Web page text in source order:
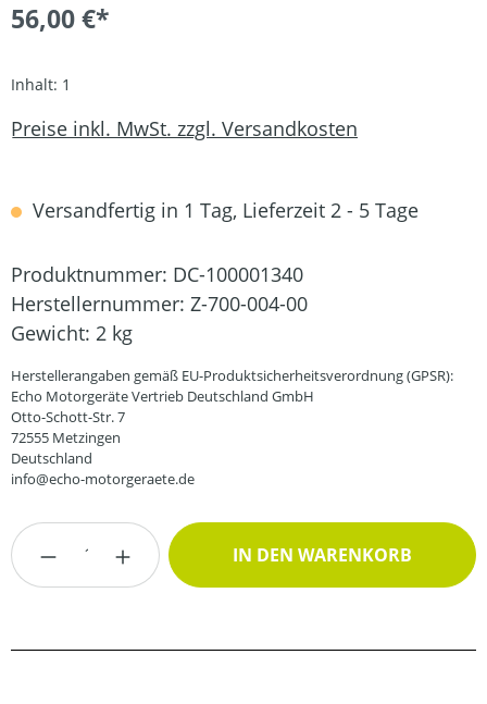
56,00 €*
Inhalt: 1
Preise inkl. MwSt. zzgl. Versandkosten
Versandfertig in 1 Tag, Lieferzeit 2 - 5 Tage
Produktnummer: DC-100001340
Herstellernummer: Z-700-004-00
Gewicht: 2 kg
Herstellerangaben gemäß EU-Produktsicherheitsverordnung (GPSR):
Echo Motorgeräte Vertrieb Deutschland GmbH
Otto-Schott-Str. 7
72555 Metzingen
Deutschland
info@echo-motorgeraete.de
Produkt Anzahl: Gib den gewünschten
IN DEN WARENKORB